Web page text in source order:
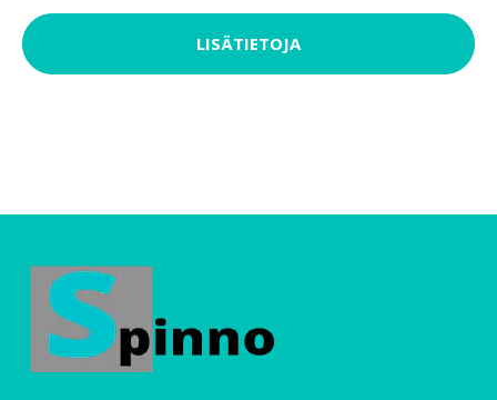
LISÄTIETOJA